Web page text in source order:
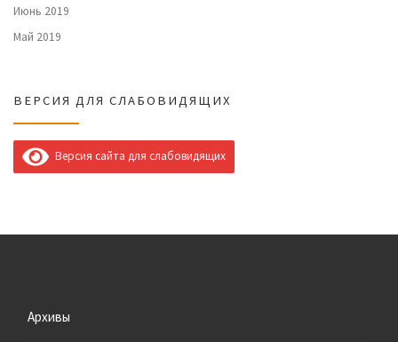
Июнь 2019
Май 2019
ВЕРСИЯ ДЛЯ СЛАБОВИДЯЩИХ
Версия сайта для слабовидящих
Архивы